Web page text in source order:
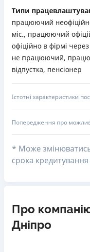
Типи
працюючий
міс., працюючий
офіційно в фірмі
не працюючий,
відпустка, пенсіонер
Істотні характеристики
Попередження про
* Може змінюватись
срока кредитування
Про
Дніпро